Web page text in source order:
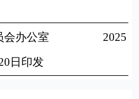
员会办公室
2025
日印发